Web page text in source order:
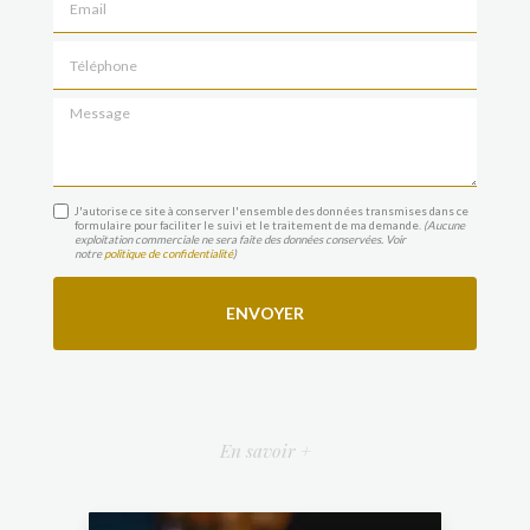
Message
J'autorise ce site à conserver l'ensemble des données transmises dans ce
formulaire pour faciliter le suivi et le traitement de ma demande. (Aucune
exploitation commerciale ne sera faite des données conservées. Voir
notrepolitique de confidentialité)
En savoir +